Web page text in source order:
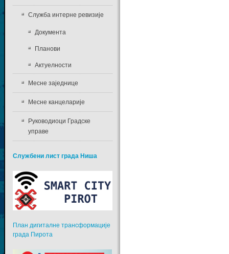
Служба интерне ревизије
Документа
Планови
Актуелности
Месне заједнице
Месне канцеларије
Руководиоци Градске
управе
Службени лист града Ниша
План дигиталне трансформације
града Пирота